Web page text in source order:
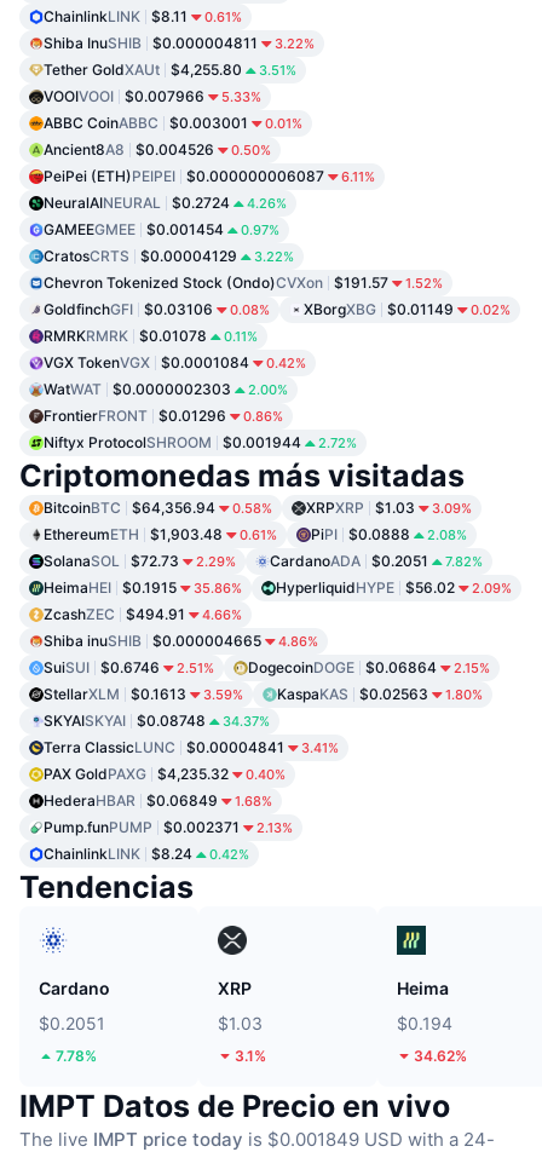
ChainlinkLINK $8.11 0.61%
Shiba InuSHIB $0.000004811 3.22%
Tether GoldXAUt $4,255.80 3.51%
VOOIVOOI $0.007966 5.33%
ABBC CoinABBC $0.003001 0.01%
Ancient8A8 $0.004526 0.50%
PeiPei (ETH)PEIPEI $0.000000006087 6.11%
NeuralAINEURAL $0.2724 4.26%
GAMEEGMEE $0.001454 0.97%
CratosCRTS $0.00004129 3.22%
Chevron Tokenized Stock (Ondo)CVXon $191.57 1.52%
GoldfinchGFI $0.03106 0.08% XBorgXBG $0.01149 0.02%
RMRKRMRK $0.01078 0.11%
VGX TokenVGX $0.0001084 0.42%
WatWAT $0.0000002303 2.00%
FrontierFRONT $0.01296 0.86%
Niftyx ProtocolSHROOM $0.001944 2.72%
Criptomonedas más visitadas
BitcoinBTC $64,356.94 0.58% XRPXRP $1.03 3.09%
EthereumETH $1,903.48 0.61% PiPI $0.0888 2.08%
SolanaSOL $72.73 2.29% CardanoADA $0.2051 7.82%
HeimaHEI $0.1915 35.86% HyperliquidHYPE $56.02 2.09%
ZcashZEC $494.91 4.66%
Shiba inuSHIB $0.000004665 4.86%
SuiSUI $0.6746 2.51% DogecoinDOGE $0.06864 2.15%
StellarXLM $0.1613 3.59% KaspaKAS $0.02563 1.80%
SKYAISKYAI $0.08748 34.37%
Terra ClassicLUNC $0.00004841 3.41%
PAX GoldPAXG $4,235.32 0.40%
HederaHBAR $0.06849 1.68%
Pump.funPUMP $0.002371 2.13%
ChainlinkLINK $8.24 0.42%
Tendencias
Cardano
$0.2051
7.78%
XRP
$1.03
3.1%
Heima
$0.194
34.62%
IMPT Datos de Precio en vivo
The live IMPT price today is $0.001849 USD with a 24-